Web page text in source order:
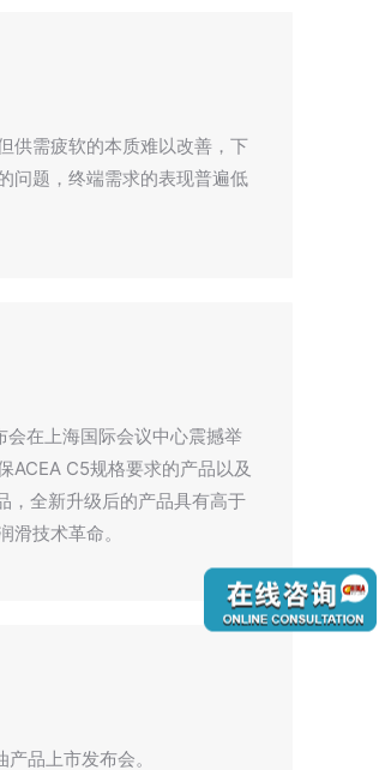
供需疲软的本质难以改善，下
问题，终端需求的表现普遍低
在上海国际会议中心震撼举
ACEA C5规格要求的产品以及
，全新升级后的产品具有高于
技术革命。
品上市发布会。